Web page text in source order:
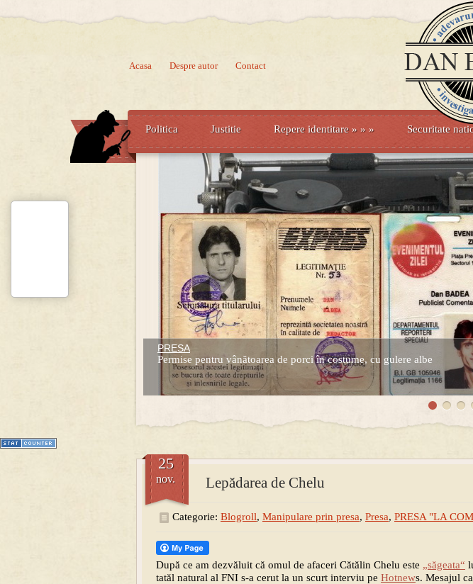
Acasa Despre autor Contact
Politica Justitie Repere identitare » » » Securitate
PRESA
Permise pentru vânătoarea de porci în costume, cu gulere albe
Prima mea carte publicata (Nemira)
Averea Presedintelui: prima lucrare despre controversatele conturi
Lepădarea de Chelu
25
nov.
Categorie: Blogroll, Manipulare prin presa, Presa, PRESA "LA
După ce am dezvăluit că omul de afaceri Cătălin Chelu este „săgeata“
tatăl natural al FNI s-a cerut la un scurt interviu pe Hotnews. Mesajul